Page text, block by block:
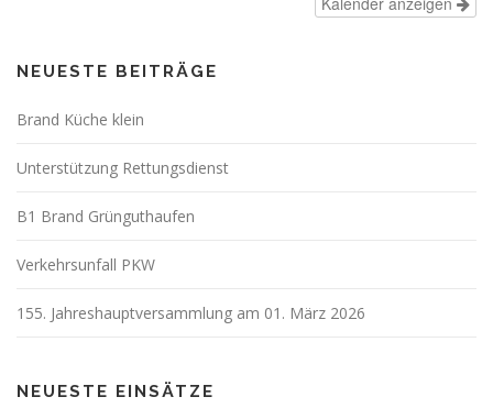
NEUESTE BEITRÄGE
Brand Küche klein
Unterstützung Rettungsdienst
B1 Brand Grünguthaufen
Verkehrsunfall PKW
155. Jahreshauptversammlung am 01. März 2026
NEUESTE EINSÄTZE